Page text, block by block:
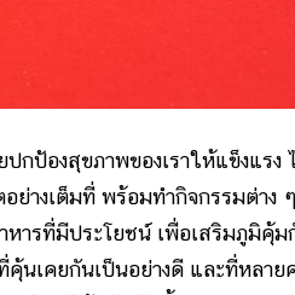
ป้องสุขภาพของเราให้แข็งแรง
ย่างเต็มที่ พร้อมทำกิจกรรมต่าง
หารที่มีประโยชน์ เพื่อเสริมภูมิคุ้ม
คุ้นเคยกันเป็นอย่างดี และที่หลาย